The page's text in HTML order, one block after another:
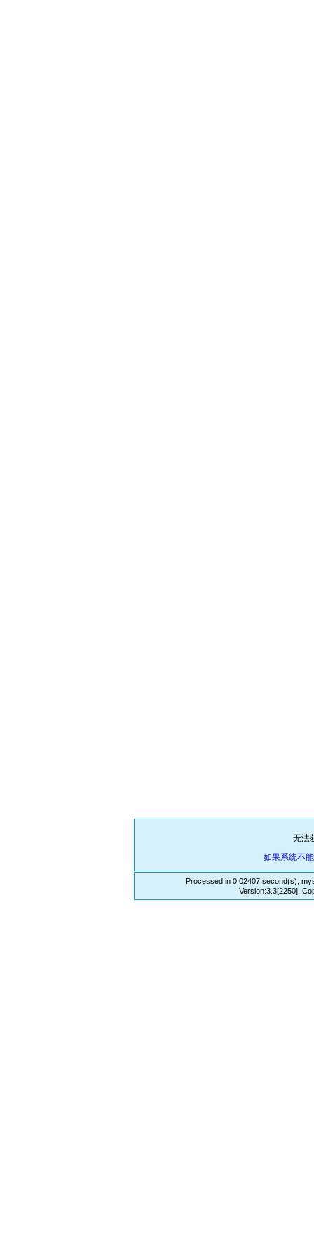
无法
如果系统不
Processed in 0.02407 second(s),
Version:3.3[2250],